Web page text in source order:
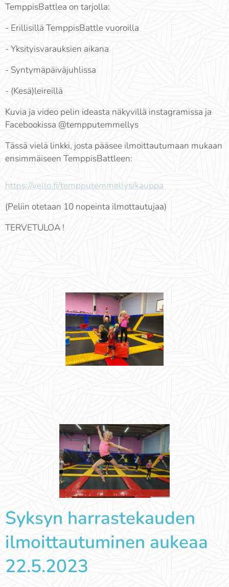
TemppisBattlea on tarjolla:
- Erillisillä TemppisBattle vuoroilla
- Yksityisvarauksien aikana
- Syntymäpäiväjuhlissa
- (Kesä)leireillä
Kuvia ja video pelin ideasta näkyvillä instagramissa ja
Facebookissa @tempputemmellys
Tässä vielä linkki, josta pääsee ilmoittautumaan mukaan
ensimmäiseen TemppisBattleen:
https://vello.fi/tempputemmellys/kauppa
(Peliin otetaan 10 nopeinta ilmottautujaa)
TERVETULOA !
Syksyn harrastekauden
ilmoittautuminen aukeaa
22.5.2023